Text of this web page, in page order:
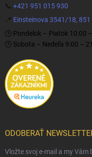
📞 +421 951 015 930
📍 Einsteinova 3541/18,
🕒 Pondelok – Piatok 10:00
🕒 Sobota – Nedeľa 9:00 –
ODOBERAŤ
Vložte svoj e-mail a my